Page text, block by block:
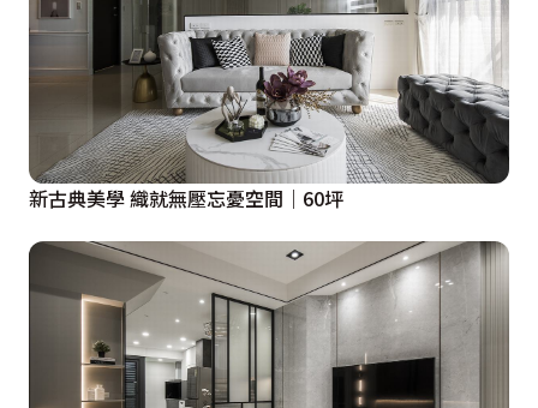
新古典美學 織就無壓忘憂空間｜60坪